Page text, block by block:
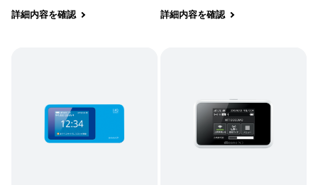
詳細内容を確認 詳細内容を確認